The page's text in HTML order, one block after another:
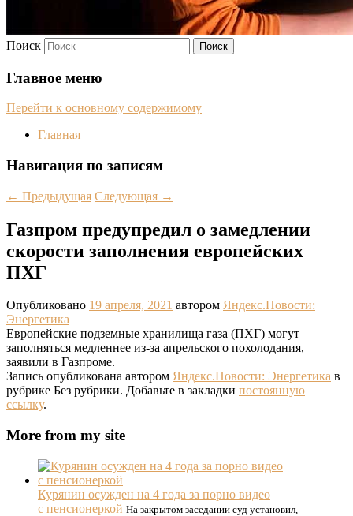
Поиск
Главное меню
Перейти к основному содержимому
Главная
Навигация по записям
← Предыдущая Следующая →
Газпром предупредил о замедлении
скорости заполнения европейских
ПХГ
Опубликовано 19 апреля, 2021 автором Яндекс.Новости:
Энергетика
Европейские подземные хранилища газа (ПХГ) могут
заполняться медленнее из-за апрельского похолодания,
заявили в Газпроме.
Запись опубликована автором Яндекс.Новости: Энергетика в
рубрике Без рубрики. Добавьте в закладки постоянную
ссылку.
More from my site
Курянин осужден на 4 года за порно видео
с пенсионеркой На закрытом заседании суд установил,